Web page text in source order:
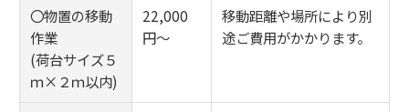
〇物置の移動
作業
(荷台サイズ５
ｍ×２ｍ以内)
22,000
円～
移動距離や場所により別
途ご費用がかかります。